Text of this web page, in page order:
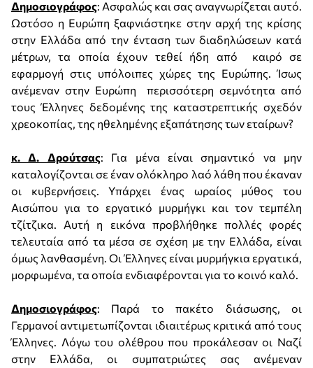
Δημοσιογράφος: Ασφαλώς και σας αναγνωρίζεται αυτό.
Ωστόσο η Ευρώπη ξαφνιάστηκε στην αρχή της κρίσης
στην Ελλάδα από την ένταση των διαδηλώσεων κατά
μέτρων, τα οποία έχουν τεθεί ήδη από καιρό σε
εφαρμογή στις υπόλοιπες χώρες της Ευρώπης. Ίσως
ανέμεναν στην Ευρώπη περισσότερη σεμνότητα από
τους Έλληνες δεδομένης της καταστρεπτικής σχεδόν
χρεοκοπίας, της ηθελημένης εξαπάτησης των εταίρων?
κ. Δ. Δρούτσας: Για μένα είναι σημαντικό να μην
καταλογίζονται σε έναν ολόκληρο λαό λάθη που έκαναν
οι κυβερνήσεις. Υπάρχει ένας ωραίος μύθος του
Αισώπου για το εργατικό μυρμήγκι και τον τεμπέλη
τζίτζικα. Αυτή η εικόνα προβλήθηκε πολλές φορές
τελευταία από τα μέσα σε σχέση με την Ελλάδα, είναι
όμως λανθασμένη. Οι Έλληνες είναι μυρμήγκια εργατικά,
μορφωμένα, τα οποία ενδιαφέρονται για το κοινό καλό.
Δημοσιογράφος: Παρά το πακέτο διάσωσης, οι
Γερμανοί αντιμετωπίζονται ιδιαιτέρως κριτικά από τους
Έλληνες. Λόγω του ολέθρου που προκάλεσαν οι Ναζί
στην Ελλάδα, οι συμπατριώτες σας ανέμεναν